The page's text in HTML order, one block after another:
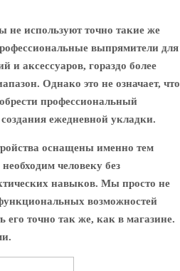
не используют точно такие же
выпрямители для
и аксессуаров, гораздо более
Однако это не означает, что
профессиональный
ежедневной укладки.
оснащены именно тем
человеку без
навыков. Мы просто не
возможностей
его точно так же, как в магазине.